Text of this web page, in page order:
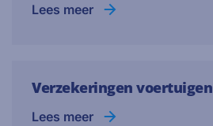
Lees meer
Verzekeringen voertuigen
Lees meer